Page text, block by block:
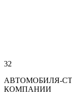
32
АВТОМОБИЛЯ-
КОМПАНИИ